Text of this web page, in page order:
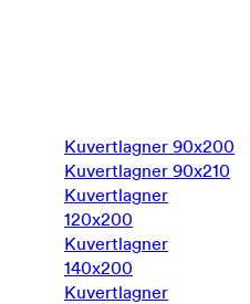
Kuvertlagner 90x200
Kuvertlagner 90x210
Kuvertlagner
120x200
Kuvertlagner
140x200
Kuvertlagner